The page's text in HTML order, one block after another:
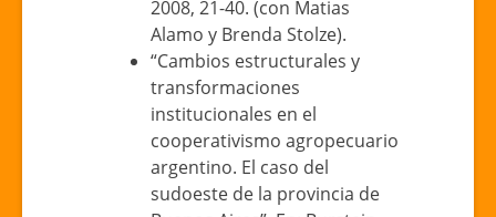
2008, 21-40. (con Matias
Alamo y Brenda Stolze).
“Cambios estructurales y
transformaciones
institucionales en el
cooperativismo agropecuario
argentino. El caso del
sudoeste de la provincia de